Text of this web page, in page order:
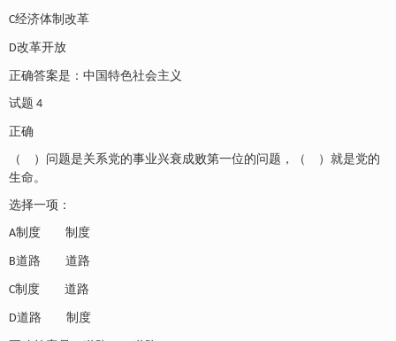
C经济体制改革
D改革开放
正确答案是：中国特色社会主义
试题 4
正确
（ ）问题是关系党的事业兴衰成败第一位的问题，（ ）就是党的
生命。
选择一项：
A制度 制度
B道路 道路
C制度 道路
D道路 制度